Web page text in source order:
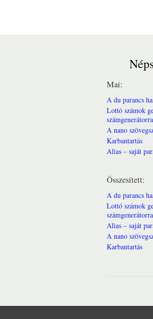
Mai:
A du parancs
Lottó számok
A nano
Karbantartás
Alias – saját
Összesített:
A du parancs
Lottó számok
Alias – saját
A nano
Karbantartás